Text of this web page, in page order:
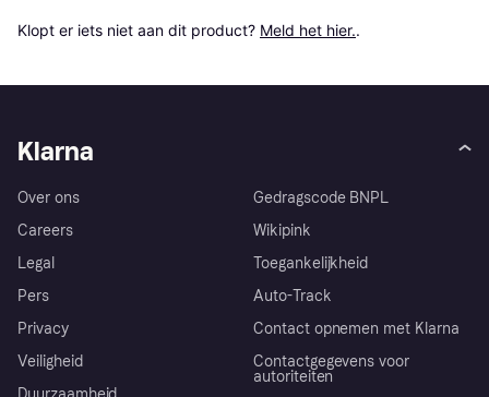
Klopt er iets niet aan dit product? Meld het hier..
Klarna
Over ons
Careers
Legal
Pers
Privacy
Veiligheid
Gedragscode BNPL
Wikipink
Toegankelijkheid
Auto-Track
Contact opnemen met Klarna
Contactgegevens voor
autoriteiten